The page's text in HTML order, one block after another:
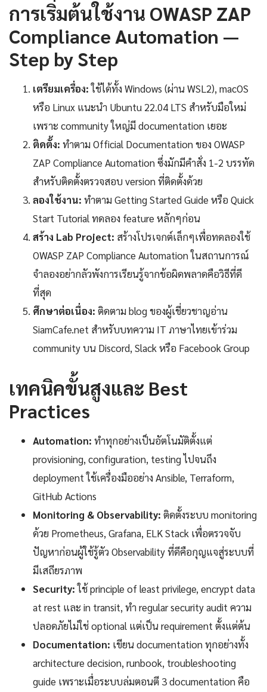
การเริ่มต้นใช้งาน OWASP ZAP
Compliance Automation —
Step by Step
เตรียมเครื่อง:ใช้ได้ทั้ง Windows (ผ่าน WSL2), macOS
หรือ Linux แนะนำ Ubuntu 22.04 LTS สำหรับมือใหม่
เพราะ community ใหญ่มี documentation เยอะ
ติดตั้ง: ทำตาม Official Documentation ของ OWASP
ZAP Compliance Automation ซึ่งมักมีคำสั่ง 1-2 บรรทัด
สำหรับติดตั้งตรวจสอบ version ที่ติดตั้งด้วย
ลองใช้งาน: ทำตาม Getting Started Guide หรือ Quick
Start Tutorial ทดลอง feature หลักๆก่อน
สร้าง Lab Project: สร้างโปรเจกต์เล็กๆเพื่อทดลองใช้
OWASP ZAP Compliance Automation ในสถานการณ์
จำลองอย่ากลัวพังการเรียนรู้จากข้อผิดพลาดคือวิธีที่ดี
ที่สุด
ศึกษาต่อเนื่อง: ติดตาม blog ของผู้เชี่ยวชาญอ่าน
SiamCafe.net สำหรับบทความ IT ภาษาไทยเข้าร่วม
community บน Discord, Slack หรือ Facebook Group
เทคนิคขั้นสูงและ Best
Practices
Automation: ทำทุกอย่างเป็นอัตโนมัติตั้งแต่
provisioning, configuration, testing ไปจนถึง
deployment ใช้เครื่องมืออย่าง Ansible, Terraform,
GitHub Actions
Monitoring & Observability: ติดตั้งระบบ monitoring
ด้วย Prometheus, Grafana, ELK Stack เพื่อตรวจจับ
ปัญหาก่อนผู้ใช้รู้ตัว Observability ที่ดีคือกุญแจสู่ระบบที่
มีเสถียรภาพ
Security:ใช้ principle of least privilege, encrypt data
at rest และ in transit, ทำ regular security audit ความ
ปลอดภัยไม่ใช่ optional แต่เป็น requirement ตั้งแต่ต้น
Documentation: เขียน documentation ทุกอย่างทั้ง
architecture decision, runbook, troubleshooting
guide เพราะเมื่อระบบล่มตอนตี 3 documentation คือ